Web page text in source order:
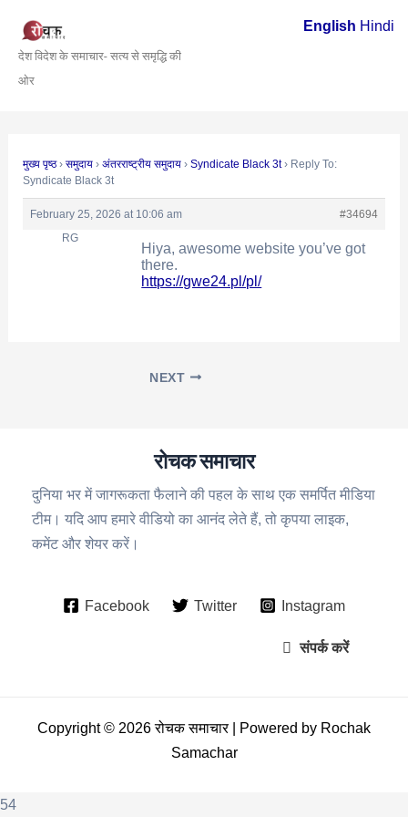
content
देश विदेश के समाचार- सत्य से समृद्धि की
ओर
मुख्य पृष्ठ › समुदाय › अंतरराष्ट्रीय समुदाय › Syndicate Black 3t › Reply To:
Syndicate Black 3t
February 25, 2026 at 10:06 am
#34694
RG
Hiya, awesome website you’ve got
there.
https://gwe24.pl/pl/
navigation
NEXT
रोचक समाचार
दुनिया भर में जागरूकता फैलाने की पहल के साथ एक समर्पित मीडिया
टीम। यदि आप हमारे वीडियो का आनंद लेते हैं, तो कृपया लाइक,
कमेंट और शेयर करें।
Facebook Twitter Instagram
संपर्क करें
Copyright © 2026 रोचक समाचार | Powered by Rochak
Samachar
54
English Hindi